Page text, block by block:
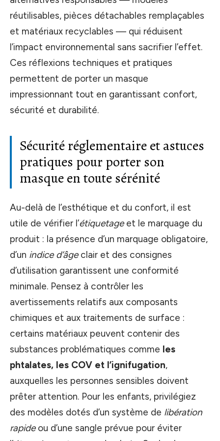
réutilisables, pièces détachables remplaçables
et matériaux recyclables — qui réduisent
l’impact environnemental sans sacrifier l’effet.
Ces réflexions techniques et pratiques
permettent de porter un masque
impressionnant tout en garantissant confort,
sécurité et durabilité.
Sécurité réglementaire et astuces
pratiques pour porter son
masque en toute sérénité
Au-delà de l’esthétique et du confort, il est
utile de vérifier l’étiquetageet le marquage du
produit : la présence d’un marquage obligatoire,
d’un indice d’âgeclair et des consignes
d’utilisation garantissent une conformité
minimale. Pensez à contrôler les
avertissements relatifs aux composants
chimiques et aux traitements de surface :
certains matériaux peuvent contenir des
substances problématiques comme les
phtalates, les COV et l’ignifugation,
auxquelles les personnes sensibles doivent
prêter attention. Pour les enfants, privilégiez
des modèles dotés d’un système de libération
rapideou d’une sangle prévue pour éviter